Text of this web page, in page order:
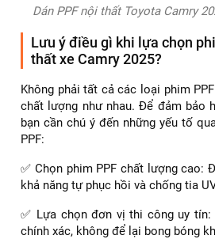
Dán PPF nội thất Toyota Camry
Lưu ý điều gì khi lựa chọn
thất xe Camry 2025?
Không phải tất cả các loại phim
chất lượng như nhau. Để đảm bảo
bạn cần chú ý đến những yếu tố
PPF:
✅ Chọn phim PPF chất lượng cao:
khả năng tự phục hồi và chống tia
✅ Lựa chọn đơn vị thi công uy
chính xác, không để lại bong bóng